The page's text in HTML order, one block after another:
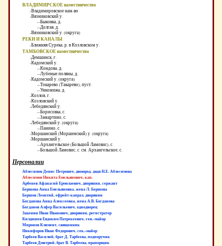
ВЛАДИМИРСКОЕ наместничество
-Владимировское нам-во
-Вязниковский у.
--Быковка, д.
--Долгая, д.
-Вязниковский у. (округа)
РЕКИ И КАНАЛЫ
-Ближняя Сурека, р. в Козловском у.
ТАМБОВСКОЕ наместничество
-Демшинск, г.
-Кадомский у.
--Кондова, д.
--Лубеные поляны, д.
-Кадомский у. (округа)
--Токарево (Такарево), пуст.
--Ункомижа, д.
-Козлов, г.
-Козловский у.
-Лебедянский у.
--Борисовка, с.
--Замартино, с.
-Лебедянский у. (округа)
--Панино, с.
-Моршанский (Моршенский) у. (округа)
-Моршанский у.
--Архангельское (Большой Ламовис), с.
--Большой Ламовис, с. см. Архангельское, с.
Персоналии
Аблесимов Денис Петрович, двоюрод. дядя Н.Е. Аблесимова
Аблесимов Никита Емельянович, кап.
Арбенев Афанасий Ермолаевич, дворянин, сержант
Бершова Анна Емельяновна, жена Л. Бершова
Бершов Леонтий, ефрейт-капрал, дворянин
Богданова Анна Алексеевна, жена А.В. Богданова
Богданов Алфер Васильевич, однодворец
Заценин Иван Иванович, дворянин, регистратор
Килдишев Евдоким Патрекеевич, ген.-майор
Миронов Климент, священник
Никифоров Иван Федорович, сек.-майор
Тарбеев Василий, брат Д. Тарбеева, подпоручик
Тарбеев Дмитрий, брат В. Тарбеева, прапорщик